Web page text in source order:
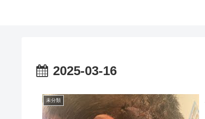
2025-03-16
未分類